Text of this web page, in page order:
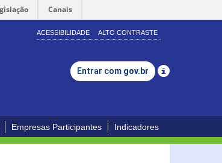
Canais
ACESSIBILIDADE ALTO CONTRASTE
Entrar com gov.br
Empresas Participantes Indicadores